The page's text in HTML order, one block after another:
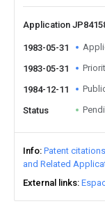
Application
1983-05-31
1983-05-31
1984-12-11
Status
Info Patent
and Related
External links